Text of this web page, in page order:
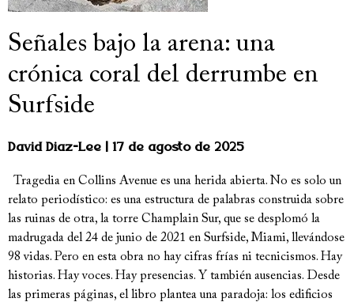
Señales bajo la arena: una
crónica coral del derrumbe en
Surfside
David Diaz-Lee 17 de agosto de 2025
Tragedia en Collins Avenue es una herida abierta. No es solo un
relato periodístico: es una estructura de palabras construida sobre
las ruinas de otra, la torre Champlain Sur, que se desplomó la
madrugada del 24 de junio de 2021 en Surfside, Miami, llevándose
98 vidas. Pero en esta obra no hay cifras frías ni tecnicismos. Hay
historias. Hay voces. Hay presencias. Y también ausencias. Desde
las primeras páginas, el libro plantea una paradoja: los edificios